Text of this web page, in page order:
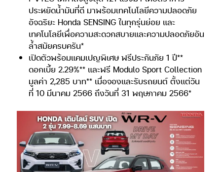
ประหยัดน้ำมันที่ดี มาพร้อมเทคโนโลยีความปลอดภัย
อัจฉริยะ Honda SENSING ในทุกรุ่นย่อย และ
เทคโนโลยีเพื่อความสะดวกสบายและความปลอดภัยอัน
ล้ำสมัยครบครัน*
เปิดตัวพร้อมแคมเปญพิเศษ ฟรีประกันภัย 1 ปี**
ดอกเบี้ย 2.29%** และฟรี Modulo Sport Collection
มูลค่า 2,285 บาท** เมื่อจองและรับรถยนต์ ตั้งแต่วัน
ที่ 10 มีนาคม 2566 ถึงวันที่ 31 พฤษภาคม 2566*